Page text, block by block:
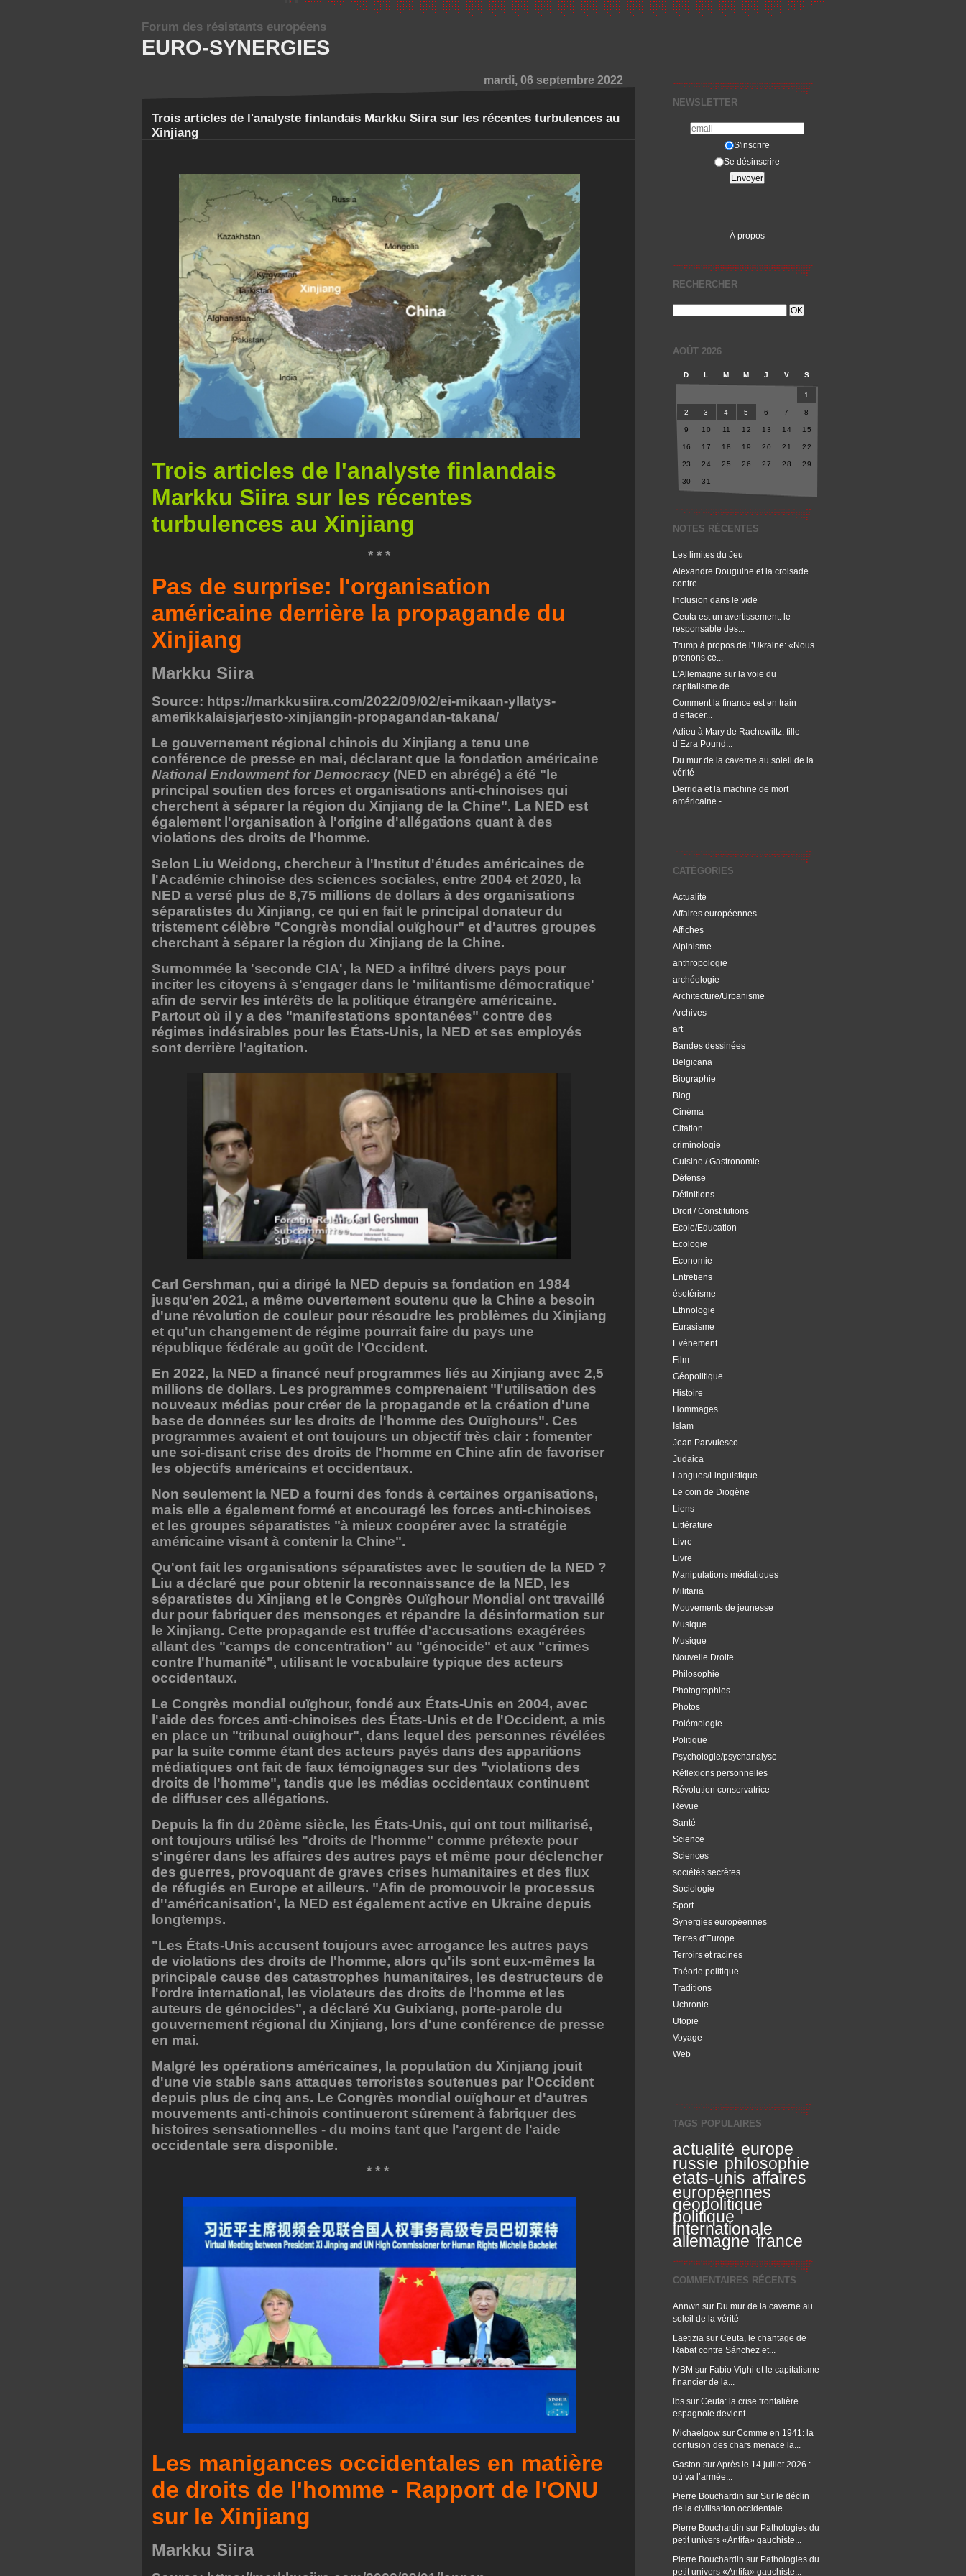
EURO-SYNERGIES
Forum des résistants européens
NEWSLETTER
S'inscrire
Se désinscrire
À propos
RECHERCHER
AOÛT 2026
D L M M J V S
1
2 3 4 5 6 7 8
9 10 11 12 13 14 15
16 17 18 19 20 21 22
23 24 25 26 27 28 29
30 31
NOTES RÉCENTES
Les limites du Jeu
Alexandre Douguine et la croisade
contre...
Inclusion dans le vide
Ceuta est un avertissement: le
responsable des...
Trump à propos de l’Ukraine: «Nous
prenons ce...
L’Allemagne sur la voie du
capitalisme de...
Comment la finance est en train
d’effacer...
Adieu à Mary de Rachewiltz, fille
d’Ezra Pound...
Du mur de la caverne au soleil de la
vérité
Derrida et la machine de mort
américaine -...
CATÉGORIES
Actualité
Affaires européennes
Affiches
Alpinisme
anthropologie
archéologie
Architecture/Urbanisme
Archives
art
Bandes dessinées
Belgicana
Biographie
Blog
Cinéma
Citation
criminologie
Cuisine / Gastronomie
Défense
Définitions
Droit / Constitutions
Ecole/Education
Ecologie
Economie
Entretiens
ésotérisme
Ethnologie
Eurasisme
Evénement
Film
Géopolitique
Histoire
Hommages
Islam
Jean Parvulesco
Judaica
Langues/Linguistique
Le coin de Diogène
Liens
Littérature
Livre
Livre
Manipulations médiatiques
Militaria
Mouvements de jeunesse
Musique
Musique
Nouvelle Droite
Philosophie
Photographies
Photos
Polémologie
Politique
Psychologie/psychanalyse
Réflexions personnelles
Révolution conservatrice
Revue
Santé
Science
Sciences
sociétés secrètes
Sociologie
Sport
Synergies européennes
Terres d'Europe
Terroirs et racines
Théorie politique
Traditions
Uchronie
Utopie
Voyage
Web
TAGS POPULAIRES
actualité europe
russie philosophie
etats-unis affaires
européennes
géopolitique
politique
internationale
allemagne france
COMMENTAIRES RÉCENTS
Annwn sur Du mur de la caverne au
soleil de la vérité
Laetizia sur Ceuta, le chantage de
Rabat contre Sánchez et...
MBM sur Fabio Vighi et le capitalisme
financier de la...
lbs sur Ceuta: la crise frontalière
espagnole devient...
Michaelgow sur Comme en 1941: la
confusion des chars menace la...
Gaston surAprès le 14 juillet 2026 :
où va l’armée...
Pierre Bouchardin sur Sur le déclin
de la civilisation occidentale
Pierre Bouchardin sur Pathologies du
petit univers «Antifa» gauchiste...
Pierre Bouchardin sur Pathologies du
petit univers «Antifa» gauchiste...
mardi, 06 septembre 2022
Trois articles de l'analyste finlandais Markku Siira sur les récentes turbulences au
Xinjiang
Trois articles de l'analyste finlandais
Markku Siira sur les récentes
turbulences au Xinjiang
* * *
Pas de surprise: l'organisation
américaine derrière la propagande du
Xinjiang
Markku Siira
Source: https://markkusiira.com/2022/09/02/ei-mikaan-yllatys-
amerikkalaisjarjesto-xinjiangin-propagandan-takana/
Le gouvernement régional chinois du Xinjiang a tenu une
conférence de presse en mai, déclarant que la fondation américaine
National Endowment for Democracy (NED en abrégé) a été "le
principal soutien des forces et organisations anti-chinoises qui
cherchent à séparer la région du Xinjiang de la Chine". La NED est
également l'organisation à l'origine d'allégations quant à des
violations des droits de l'homme.
Selon Liu Weidong, chercheur à l'Institut d'études américaines de
l'Académie chinoise des sciences sociales, entre 2004 et 2020, la
NED a versé plus de 8,75 millions de dollars à des organisations
séparatistes du Xinjiang, ce qui en fait le principal donateur du
tristement célèbre "Congrès mondial ouïghour" et d'autres groupes
cherchant à séparer la région du Xinjiang de la Chine.
Surnommée la 'seconde CIA', la NED a infiltré divers pays pour
inciter les citoyens à s'engager dans le 'militantisme démocratique'
afin de servir les intérêts de la politique étrangère américaine.
Partout où il y a des "manifestations spontanées" contre des
régimes indésirables pour les États-Unis, la NED et ses employés
sont derrière l'agitation.
Carl Gershman, qui a dirigé la NED depuis sa fondation en 1984
jusqu'en 2021, a même ouvertement soutenu que la Chine a besoin
d'une révolution de couleur pour résoudre les problèmes du Xinjiang
et qu'un changement de régime pourrait faire du pays une
république fédérale au goût de l'Occident.
En 2022, la NED a financé neuf programmes liés au Xinjiang avec 2,5
millions de dollars. Les programmes comprenaient "l'utilisation des
nouveaux médias pour créer de la propagande et la création d'une
base de données sur les droits de l'homme des Ouïghours". Ces
programmes avaient et ont toujours un objectif très clair : fomenter
une soi-disant crise des droits de l'homme en Chine afin de favoriser
les objectifs américains et occidentaux.
Non seulement la NED a fourni des fonds à certaines organisations,
mais elle a également formé et encouragé les forces anti-chinoises
et les groupes séparatistes "à mieux coopérer avec la stratégie
américaine visant à contenir la Chine".
Qu'ont fait les organisations séparatistes avec le soutien de la NED ?
Liu a déclaré que pour obtenir la reconnaissance de la NED, les
séparatistes du Xinjiang et le Congrès Ouïghour Mondial ont travaillé
dur pour fabriquer des mensonges et répandre la désinformation sur
le Xinjiang. Cette propagande est truffée d'accusations exagérées
allant des "camps de concentration" au "génocide" et aux "crimes
contre l'humanité", utilisant le vocabulaire typique des acteurs
occidentaux.
Le Congrès mondial ouïghour, fondé aux États-Unis en 2004, avec
l'aide des forces anti-chinoises des États-Unis et de l'Occident, a mis
en place un "tribunal ouïghour", dans lequel des personnes révélées
par la suite comme étant des acteurs payés dans des apparitions
médiatiques ont fait de faux témoignages sur des "violations des
droits de l'homme", tandis que les médias occidentaux continuent
de diffuser ces allégations.
Depuis la fin du 20ème siècle, les États-Unis, qui ont tout militarisé,
ont toujours utilisé les "droits de l'homme" comme prétexte pour
s'ingérer dans les affaires des autres pays et même pour déclencher
des guerres, provoquant de graves crises humanitaires et des flux
de réfugiés en Europe et ailleurs. "Afin de promouvoir le processus
d''américanisation', la NED est également active en Ukraine depuis
longtemps.
"Les États-Unis accusent toujours avec arrogance les autres pays
de violations des droits de l'homme, alors qu'ils sont eux-mêmes la
principale cause des catastrophes humanitaires, les destructeurs de
l'ordre international, les violateurs des droits de l'homme et les
auteurs de génocides", a déclaré Xu Guixiang, porte-parole du
gouvernement régional du Xinjiang, lors d'une conférence de presse
en mai.
Malgré les opérations américaines, la population du Xinjiang jouit
d'une vie stable sans attaques terroristes soutenues par l'Occident
depuis plus de cinq ans. Le Congrès mondial ouïghour et d'autres
mouvements anti-chinois continueront sûrement à fabriquer des
histoires sensationnelles - du moins tant que l'argent de l'aide
occidentale sera disponible.
* * *
Les manigances occidentales en matière
de droits de l'homme - Rapport de l'ONU
sur le Xinjiang
Markku Siira